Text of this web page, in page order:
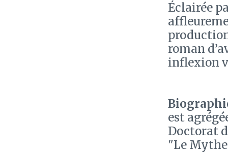
Éclairée
roman
inflexion
est
Doctorat
"Le